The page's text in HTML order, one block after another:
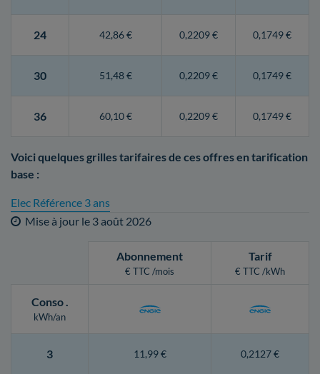
24 42,86 € 0,2209 € 0,1749 €
30 51,48 € 0,2209 € 0,1749 €
36 60,10 € 0,2209 € 0,1749 €
Voici quelques grilles tarifaires de ces offres en tarification
base :
Elec Référence 3 ans
Mise à jour le 3 août 2026
Abonnement
€ TTC /mois
Tarif
€ TTC /kWh
Conso.
kWh/an
3 11,99 € 0,2127 €